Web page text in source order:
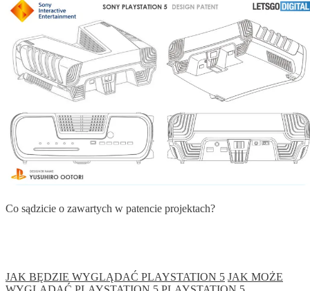
Co sądzicie o zawartych w patencie projektach?
JAK BĘDZIE WYGLĄDAĆ PLAYSTATION 5 JAK MOŻE